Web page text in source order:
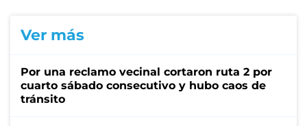
Ver más
Por una reclamo vecinal cortaron ruta 2 por
cuarto sábado consecutivo y hubo caos de
tránsito